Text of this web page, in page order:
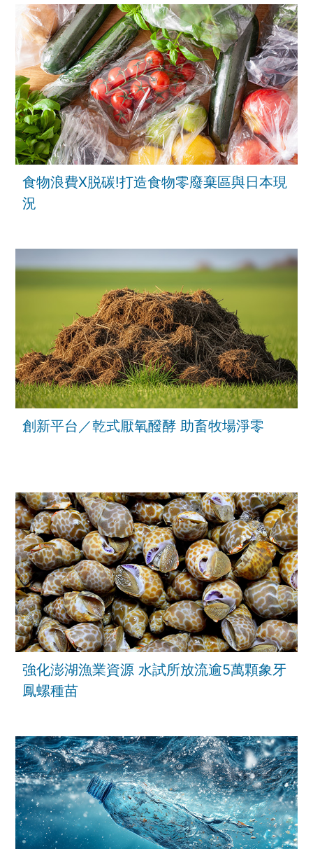
食物浪費X脱碳!打造食物零廢棄區與日本現
況
創新平台／乾式厭氧醱酵 助畜牧場淨零
強化澎湖漁業資源 水試所放流逾5萬顆象牙
鳳螺種苗